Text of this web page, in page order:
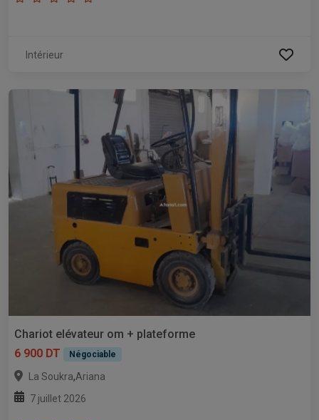
Intérieur
Chariot elévateur om + plateforme
6 900 DT
Négociable
La Soukra,Ariana
7 juillet 2026